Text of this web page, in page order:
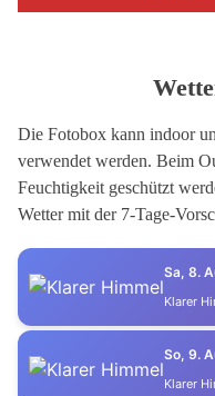
Die Fotobox kann indoor
verwendet werden. Beim
Feuchtigkeit geschützt
Wetter mit der 7-Tage-
Sa, 8.
Klarer
So, 9.
Klarer